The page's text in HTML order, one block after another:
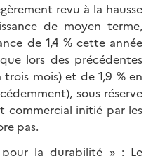
revu à la hausse
de moyen terme,
de 1,4 % cette année
lors des précédentes
mois) et de 1,9 % en
sous réserve
commercial initié par les
pas.
pour la durabilité »: Le